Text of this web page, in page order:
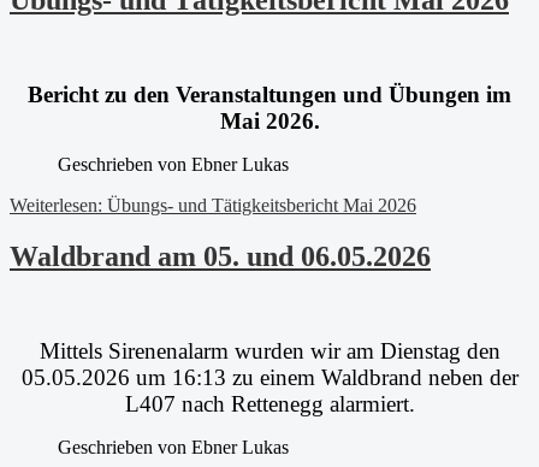
Bericht zu den Veranstaltungen und Übungen im
Mai 2026.
Geschrieben von Ebner Lukas
Weiterlesen: Übungs- und Tätigkeitsbericht Mai 2026
Waldbrand am 05. und 06.05.2026
Mittels Sirenenalarm wurden wir am Dienstag den
05.05.2026 um 16:13 zu einem Waldbrand neben der
L407 nach Rettenegg alarmiert.
Geschrieben von Ebner Lukas